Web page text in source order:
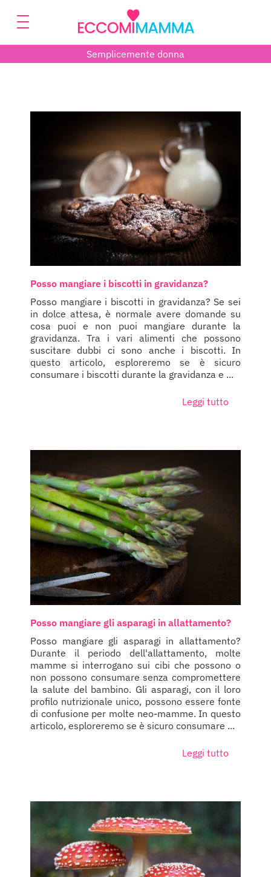
Semplicemente donna
Posso mangiare i biscotti in gravidanza?
Posso mangiare i biscotti in gravidanza? Se sei
in dolce attesa, è normale avere domande su
cosa puoi e non puoi mangiare durante la
gravidanza. Tra i vari alimenti che possono
suscitare dubbi ci sono anche i biscotti. In
questo articolo, esploreremo se è sicuro
consumare i biscotti durante la gravidanza e ...
Leggi tutto
Posso mangiare gli asparagi in allattamento?
Posso mangiare gli asparagi in allattamento?
Durante il periodo dell'allattamento, molte
mamme si interrogano sui cibi che possono o
non possono consumare senza compromettere
la salute del bambino. Gli asparagi, con il loro
profilo nutrizionale unico, possono essere fonte
di confusione per molte neo-mamme. In questo
articolo, esploreremo se è sicuro consumare ...
Leggi tutto